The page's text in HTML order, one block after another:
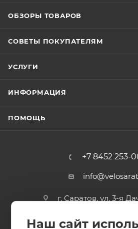
ОБЗОРЫ ТОВАРОВ
СОВЕТЫ ПОКУПАТЕЛЯМ
УСЛУГИ
ИНФОРМАЦИЯ
ПОМОЩЬ
+7 8452 253-
г. Саратов, ул. 3-я
Наш сайт